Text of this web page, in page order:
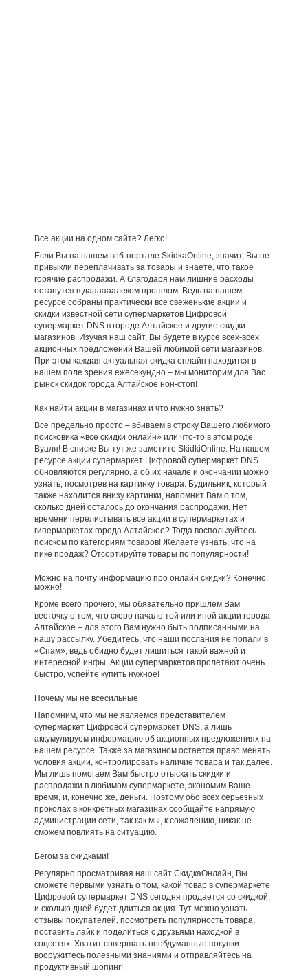
Все акции на одном сайте? Легко!
Если Вы на нашем веб-портале SkidkaOnline, значит, Вы не
привыкли переплачивать за товары и знаете, что такое
горячие распродажи. А благодаря нам лишние расходы
останутся в даааааалеком прошлом. Ведь на нашем
ресурсе собраны практически все свеженькие акции и
скидки известной сети супермаркетов Цифровой
супермаркет DNS в городе Алтайское и другие скидки
магазинов. Изучая наш сайт, Вы будете в курсе всех-всех
акционных предложений Вашей любимой сети магазинов.
При этом каждая актуальная скидка онлайн находится в
нашем поле зрения ежесекундно – мы мониторим для Вас
рынок скидок города Алтайское нон-стоп!
Как найти акции в магазинах и что нужно знать?
Все предельно просто – вбиваем в строку Вашего любимого
поисковика «все скидки онлайн» или что-то в этом роде.
Вуаля! В списке Вы тут же заметите SkidkiOnline. На нашем
ресурсе акции супермаркет Цифровой супермаркет DNS
обновляются регулярно, а об их начале и окончании можно
узнать, посмотрев на картинку товара. Будильник, который
также находится внизу картинки, напомнит Вам о том,
сколько дней осталось до окончания распродажи. Нет
времени перелистывать все акции в супермаркетах и
гипермаркетах города Алтайское? Тогда воспользуйтесь
поиском по категориям товаров! Желаете узнать, что на
пике продаж? Отсортируйте товары по популярности!
Можно на почту информацию про онлайн скидки? Конечно,
можно!
Кроме всего прочего, мы обязательно пришлем Вам
весточку о том, что скоро начало той или иной акции города
Алтайское – для этого Вам нужно быть подписанными на
нашу рассылку. Убедитесь, что наши послания не попали в
«Спам», ведь обидно будет лишиться такой важной и
интересной инфы. Акции супермаркетов пролетают очень
быстро, успейте купить нужное!
Почему мы не всесильные
Напомним, что мы не являемся представителем
супермаркет Цифровой супермаркет DNS, а лишь
аккумулируем информацию об акционных предложениях на
нашем ресурсе. Также за магазином остается право менять
условия акции, контролировать наличие товара и так далее.
Мы лишь помогаем Вам быстро отыскать скидки и
распродажи в любимом супермаркете, экономим Ваше
время, и, конечно же, деньги. Поэтому обо всех серьезных
проколах в конкретных магазинах сообщайте напрямую
администрации сети, так как мы, к сожалению, никак не
сможем повлиять на ситуацию.
Бегом за скидками!
Регулярно просматривая наш сайт СкидкаОнлайн, Вы
сможете первыми узнать о том, какой товар в супермаркете
Цифровой супермаркет DNS сегодня продается со скидкой,
и сколько дней будет длиться акция. Тут можно узнать
отзывы покупателей, посмотреть популярность товара,
поставить лайк и поделиться с друзьями находкой в
соцсетях. Хватит совершать необдуманные покупки –
вооружитесь полезными знаниями и отправляйтесь на
продуктивный шопинг!